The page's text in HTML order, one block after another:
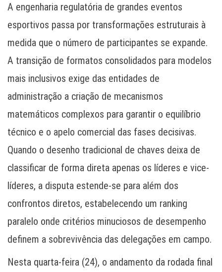
A engenharia regulatória de grandes eventos
esportivos passa por transformações estruturais à
medida que o número de participantes se expande.
A transição de formatos consolidados para modelos
mais inclusivos exige das entidades de
administração a criação de mecanismos
matemáticos complexos para garantir o equilíbrio
técnico e o apelo comercial das fases decisivas.
Quando o desenho tradicional de chaves deixa de
classificar de forma direta apenas os líderes e vice-
líderes, a disputa estende-se para além dos
confrontos diretos, estabelecendo um ranking
paralelo onde critérios minuciosos de desempenho
definem a sobrevivência das delegações em campo.
Nesta quarta-feira (24), o andamento da rodada final